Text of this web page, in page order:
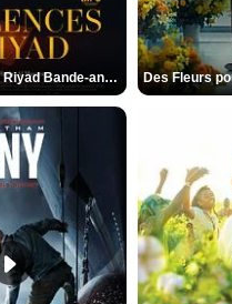
Les Silences de Riyad Bande-annonce VO STFR